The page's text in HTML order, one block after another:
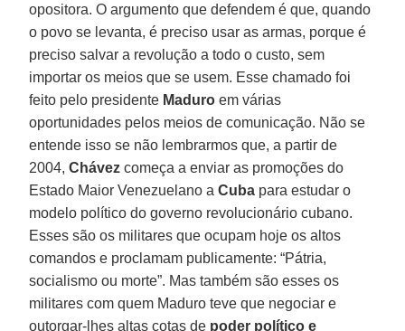
opositora. O argumento que defendem é que, quando
o povo se levanta, é preciso usar as armas, porque é
preciso salvar a revolução a todo o custo, sem
importar os meios que se usem. Esse chamado foi
feito pelo presidente Maduro em várias
oportunidades pelos meios de comunicação. Não se
entende isso se não lembrarmos que, a partir de
2004,Chávez começa a enviar as promoções do
Estado Maior Venezuelano aCuba para estudar o
modelo político do governo revolucionário cubano.
Esses são os militares que ocupam hoje os altos
comandos e proclamam publicamente: “Pátria,
socialismo ou morte”. Mas também são esses os
militares com quem Maduro teve que negociar e
outorgar-lhes altas cotas de poder político e